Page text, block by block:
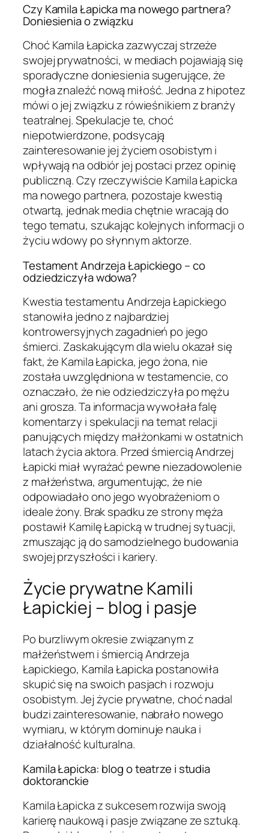
Czy Kamila Łapicka ma nowego partnera?
Doniesienia o związku
Choć Kamila Łapicka zazwyczaj strzeże
swojej prywatności, w mediach pojawiają się
sporadyczne doniesienia sugerujące, że
mogła znaleźć nową miłość. Jedna z hipotez
mówi o jej związku z rówieśnikiem z branży
teatralnej. Spekulacje te, choć
niepotwierdzone, podsycają
zainteresowanie jej życiem osobistym i
wpływają na odbiór jej postaci przez opinię
publiczną. Czy rzeczywiście Kamila Łapicka
ma nowego partnera, pozostaje kwestią
otwartą, jednak media chętnie wracają do
tego tematu, szukając kolejnych informacji o
życiu wdowy po słynnym aktorze.
Testament Andrzeja Łapickiego – co
odziedziczyła wdowa?
Kwestia testamentu Andrzeja Łapickiego
stanowiła jedno z najbardziej
kontrowersyjnych zagadnień po jego
śmierci. Zaskakującym dla wielu okazał się
fakt, że Kamila Łapicka, jego żona, nie
została uwzględniona w testamencie, co
oznaczało, że nie odziedziczyła po mężu
ani grosza. Ta informacja wywołała falę
komentarzy i spekulacji na temat relacji
panujących między małżonkami w ostatnich
latach życia aktora. Przed śmiercią Andrzej
Łapicki miał wyrażać pewne niezadowolenie
z małżeństwa, argumentując, że nie
odpowiadało ono jego wyobrażeniom o
ideale żony. Brak spadku ze strony męża
postawił Kamilę Łapicką w trudnej sytuacji,
zmuszając ją do samodzielnego budowania
swojej przyszłości i kariery.
Życie prywatne Kamili
Łapickiej – blog i pasje
Po burzliwym okresie związanym z
małżeństwem i śmiercią Andrzeja
Łapickiego, Kamila Łapicka postanowiła
skupić się na swoich pasjach i rozwoju
osobistym. Jej życie prywatne, choć nadal
budzi zainteresowanie, nabrało nowego
wymiaru, w którym dominuje nauka i
działalność kulturalna.
Kamila Łapicka: blog o teatrze i studia
doktoranckie
Kamila Łapicka z sukcesem rozwija swoją
karierę naukową i pasje związane ze sztuką.